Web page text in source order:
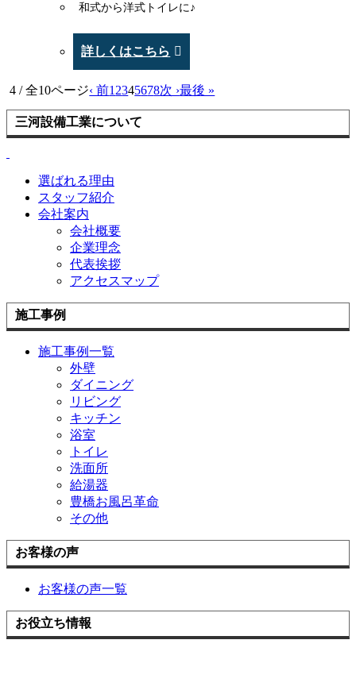
和式から洋式トイレに♪
詳しくはこちら
4 / 全10ページ‹ 前1 2345678次 ›最後 »
三河設備工業について
選ばれる理由
スタッフ紹介
会社案内
会社概要
企業理念
代表挨拶
アクセスマップ
施工事例
施工事例一覧
外壁
ダイニング
リビング
キッチン
浴室
トイレ
洗面所
給湯器
豊橋お風呂革命
その他
お客様の声
お客様の声一覧
お役立ち情報